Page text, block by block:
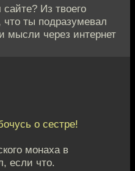
Из твоего
что ты подразумевал
мысли через интернет
о сестре!
монаха в
если что.